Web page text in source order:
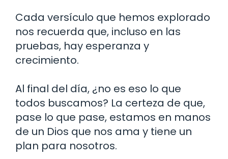
Cada versículo que hemos explorado
nos recuerda que, incluso en las
pruebas, hay esperanza y
crecimiento.
Al final del día, ¿no es eso lo que
todos buscamos? La certeza de que,
pase lo que pase, estamos en manos
de un Dios que nos ama y tiene un
plan para nosotros.